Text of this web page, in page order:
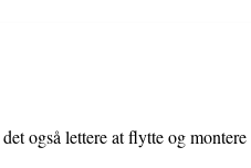
også lettere at flytte og montere